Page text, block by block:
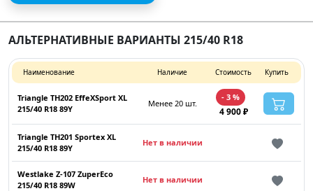
АЛЬТЕРНАТИВНЫЕ ВАРИАНТЫ 215/40 R18
Наименование Наличие Стоимость Купить
Triangle TH202 EffeXSport XL
215/40 R18 89Y
Менее 20 шт.
- 3 %
4 900 ₽
Triangle TH201 Sportex XL
215/40 R18 89Y
Нет в наличии
Westlake Z-107 ZuperEco
215/40 R18 89W
Нет в наличии